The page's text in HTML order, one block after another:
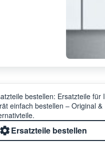
bestellen: Ersatzteile für
einfach bestellen – Original &
Ersatzteile bestellen